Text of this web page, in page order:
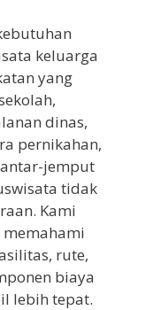
keluarga
yang
dinas,
pernikahan,
jemput
tidak
Kami
rute,
biaya
lebih tepat.